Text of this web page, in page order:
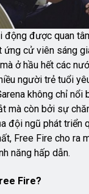
được quan
ứng cử viên sáng
ở hầu hết các
người trẻ tuổi
không chỉ nổi
mà còn bởi sự
đội ngũ phát triển
Free Fire cho ra
năng hấp dẫn.
Fire?